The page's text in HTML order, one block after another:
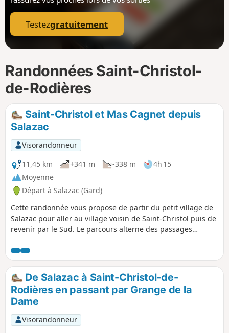
p
Testezgratuitement
Randonnées Saint-Christol-
de-Rodières
Saint-Christol et Mas Cagnet depuis
Salazac
Visorandonneur
11,45 km
+341 m -338 m
4h 15
Moyenne
Départ à Salazac (Gard)
Cette randonnée vous propose de partir du petit village de
Salazac pour aller au village voisin de Saint-Christol puis de
revenir par le Sud. Le parcours alterne des passages
aussi des passages plus ombragés. Il offre une belle vue
sur Salazac et la vallée du Rhône.
De Salazac à Saint-Christol-de-
Rodières en passant par Grange de la
Dame
Visorandonneur